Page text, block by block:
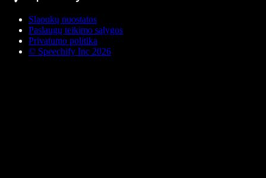
Slapukų nuostatos
Paslaugų teikimo sąlygos
Privatumo politika
© Speechify Inc 2026